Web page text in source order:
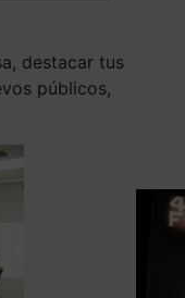
destacar tus
públicos,